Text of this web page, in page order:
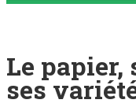
Le papier,
ses